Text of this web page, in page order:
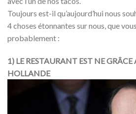
Toujours est-il qu’aujourd’hui nous
4 choses étonnantes sur nous, que
probablement :
1) LE RESTAURANT EST NE
HOLLANDE